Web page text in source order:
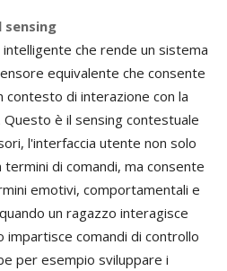
che rende un sistema
equivalente che consente
contesto di interazione con la
è il sensing contestuale
l'interfaccia utente non solo
di comandi, ma consente
emotivi, comportamentali e
un ragazzo interagisce
impartisce comandi di controllo
per esempio sviluppare i